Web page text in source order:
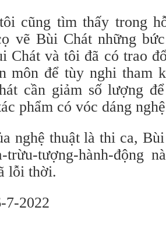
cũng tìm thấy trong
vẽ Bùi Chát những
Chát và tôi đã có trao
môn để tùy nghi tham
cần giảm số lượng
phẩm có vóc dáng
nghệ thuật là thi ca,
trừu-tượng-hành-động
lỗi thời.
7-2022